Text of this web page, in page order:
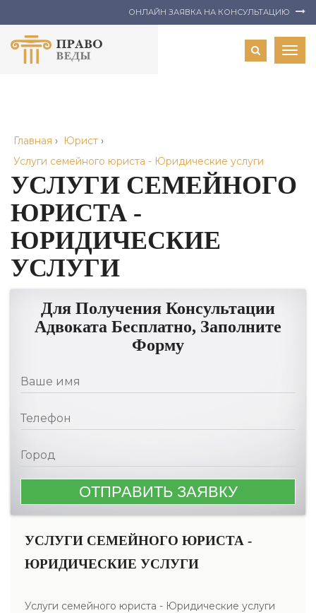
ОНЛАЙН ЗАЯВКА НА КОНСУЛЬТАЦИЮ
Главная › Юрист ›
Услуги семейного юриста - Юридические услуги
УСЛУГИ СЕМЕЙНОГО
ЮРИСТА -
ЮРИДИЧЕСКИЕ
УСЛУГИ
Для Получения Консультации
Адвоката Бесплатно, Заполните
Форму
УСЛУГИ СЕМЕЙНОГО ЮРИСТА -
ЮРИДИЧЕСКИЕ УСЛУГИ
Услуги семейного юриста - Юридические услуги